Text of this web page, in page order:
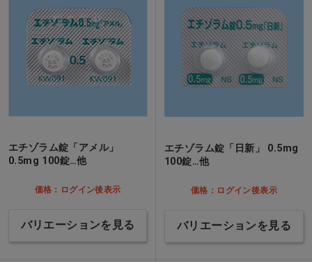
エチゾラム錠「アメル」
0.5mg 100錠…他
価格：ログイン後表示
バリエーションを見る
エチゾラム錠「日新」 0.5mg
100錠…他
価格：ログイン後表示
バリエーションを見る